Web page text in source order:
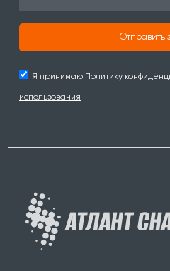
Отправить
Я принимаю Политику
использования